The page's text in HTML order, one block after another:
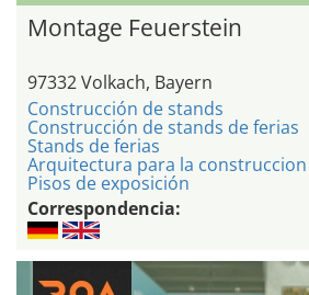
Montage Feuerstein
97332 Volkach, Bayern
Construcción de stands
Construcción de stands de ferias
Stands de ferias
Arquitectura para la
Pisos de exposición
Correspondencia: